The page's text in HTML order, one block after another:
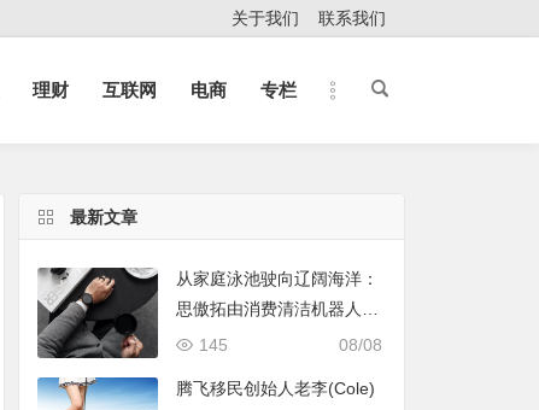
关于我们 联系我们
理财 互联网 电商 专栏
最新文章
从家庭泳池驶向辽阔海洋：
思傲拓由消费清洁机器人转
身声纳与海洋机器人赛道08/08
145
腾飞移民创始人老李(Cole)